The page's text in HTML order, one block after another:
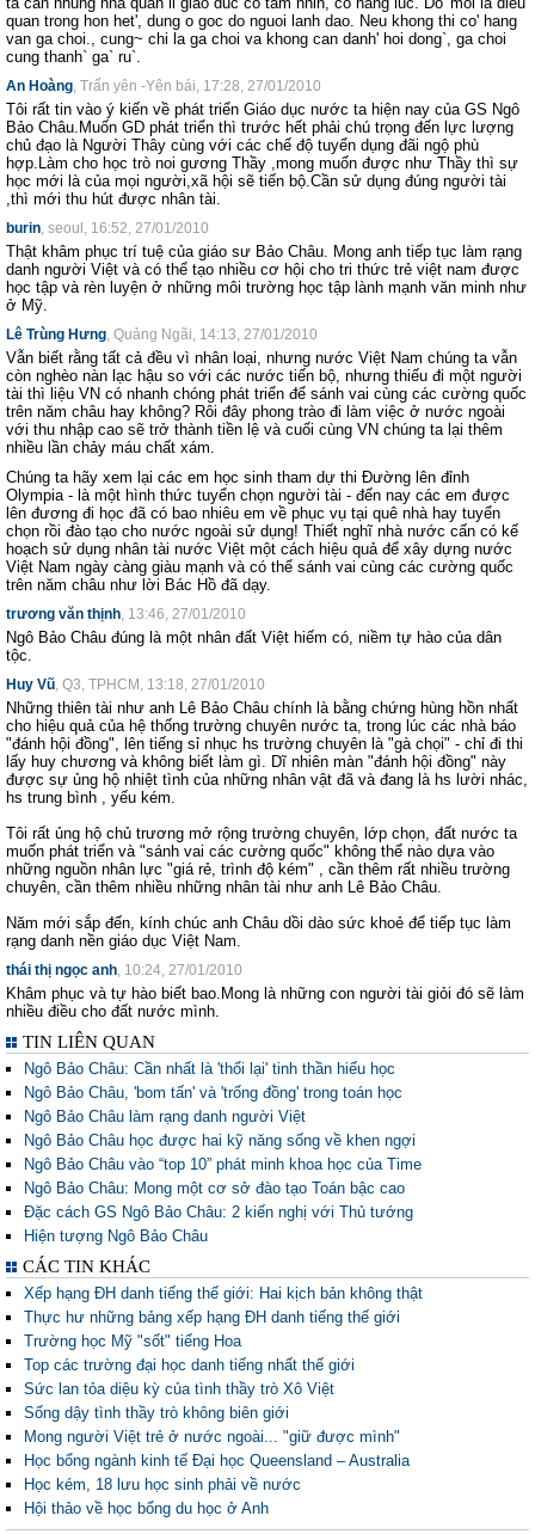
quan trong hon het', dung o goc do nguoi lanh dao. Neu khong thi co' hang
van ga choi., cung~ chi la ga choi va khong can danh' hoi dong`, ga choi
cung thanh` ga` ru`.
An Hoàng, Trấn yên -Yên bái, 17:28, 27/01/2010
Tôi rất tin vào ý kiến về phát triển Giáo dục nước ta hiện nay của GS Ngô
Bảo Châu.Muốn GD phát triển thì trước hết phải chú trọng đến lực lượng
chủ đạo là Người Thây cùng với các chế độ tuyển dụng đãi ngộ phù
hợp.Làm cho học trò noi gương Thầy ,mong muốn được như Thầy thì sự
học mới là của mọi người,xã hội sẽ tiến bộ.Cần sử dụng đúng người tài
,thì mới thu hút được nhân tài.
burin, seoul, 16:52, 27/01/2010
Thật khâm phục trí tuệ của giáo sư Bảo Châu. Mong anh tiếp tục làm rạng
danh người Việt và có thể tạo nhiều cơ hội cho tri thức trẻ việt nam được
học tập và rèn luyện ở những môi trường học tập lành mạnh văn minh như
ở Mỹ.
Lê Trùng Hưng, Quảng Ngãi, 14:13, 27/01/2010
Vẫn biết rằng tất cả đều vì nhân loại, nhưng nước Việt Nam chúng ta vẫn
còn nghèo nàn lạc hậu so với các nước tiến bộ, nhưng thiếu đi một người
tài thì liệu VN có nhanh chóng phát triển để sánh vai cùng các cường quốc
trên năm châu hay không? Rôi đây phong trào đi làm việc ở nước ngoài
với thu nhập cao sẽ trở thành tiền lệ và cuối cùng VN chúng ta lại thêm
nhiều lần chảy máu chất xám.
Chúng ta hãy xem lại các em học sinh tham dự thi Đường lên đỉnh
Olympia - là một hình thức tuyển chọn người tài - đến nay các em được
lên đương đi học đã có bao nhiêu em về phục vụ tại quê nhà hay tuyển
chọn rồi đào tạo cho nước ngoài sử dụng! Thiết nghĩ nhà nước cấn có kế
hoạch sử dụng nhân tài nước Việt một cách hiệu quả để xây dựng nước
Việt Nam ngày càng giàu mạnh và có thể sánh vai cùng các cường quốc
trên năm châu như lời Bác Hồ đã dạy.
trương văn thịnh, 13:46, 27/01/2010
Ngô Bảo Châu đúng là một nhân đất Việt hiếm có, niềm tự hào của dân
tộc.
Huy Vũ, Q3, TPHCM, 13:18, 27/01/2010
Những thiên tài như anh Lê Bảo Châu chính là bằng chứng hùng hồn nhất
cho hiệu quả của hệ thống trường chuyên nước ta, trong lúc các nhà báo
"đánh hội đồng", lên tiếng sỉ nhục hs trường chuyên là "gà chọi" - chỉ đi thi
lấy huy chương và không biết làm gì. Dĩ nhiên màn "đánh hội đồng" này
được sự ủng hộ nhiệt tình của những nhân vật đã và đang là hs lười nhác,
hs trung bình , yếu kém.
Tôi rất ủng hộ chủ trương mở rộng trường chuyên, lớp chọn, đất nước ta
muốn phát triển và "sánh vai các cường quốc" không thể nào dựa vào
những nguồn nhân lực "giá rẻ, trình độ kém" , cần thêm rất nhiều trường
chuyên, cần thêm nhiều những nhân tài như anh Lê Bảo Châu.
Năm mới sắp đến, kính chúc anh Châu dồi dào sức khoẻ để tiếp tục làm
rạng danh nền giáo dục Việt Nam.
thái thị ngọc anh, 10:24, 27/01/2010
Khâm phục và tự hào biết bao.Mong là những con người tài giỏi đó sẽ làm
nhiều điều cho đất nước mình.
TIN LIÊN QUAN
Ngô Bảo Châu: Cần nhất là 'thổi lại' tinh thần hiếu học
Ngô Bảo Châu, 'bom tấn' và 'trống đồng' trong toán học
Ngô Bảo Châu làm rạng danh người Việt
Ngô Bảo Châu học được hai kỹ năng sống về khen ngợi
Ngô Bảo Châu vào “top 10” phát minh khoa học của Time
Ngô Bảo Châu: Mong một cơ sở đào tạo Toán bậc cao
Đặc cách GS Ngô Bảo Châu: 2 kiến nghị với Thủ tướng
Hiện tượng Ngô Bảo Châu
CÁC TIN KHÁC
Xếp hạng ĐH danh tiếng thế giới: Hai kịch bản không thật
Thực hư những bảng xếp hạng ĐH danh tiếng thế giới
Trường học Mỹ "sốt" tiếng Hoa
Top các trường đại học danh tiếng nhất thế giới
Sức lan tỏa diệu kỳ của tình thầy trò Xô Việt
Sống dậy tình thầy trò không biên giới
Mong người Việt trẻ ở nước ngoài... "giữ được mình"
Học bổng ngành kinh tế Đại học Queensland – Australia
Học kém, 18 lưu học sinh phải về nước
Hội thảo về học bổng du học ở Anh